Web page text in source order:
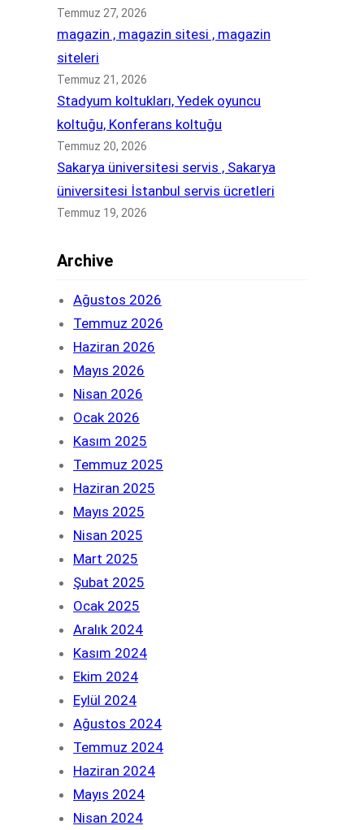
Temmuz 27, 2026
magazin , magazin sitesi , magazin
siteleri
Temmuz 21, 2026
Stadyum koltukları, Yedek oyuncu
koltuğu, Konferans koltuğu
Temmuz 20, 2026
Sakarya üniversitesi servis , Sakarya
üniversitesi İstanbul servis ücretleri
Temmuz 19, 2026
Archive
Ağustos 2026
Temmuz 2026
Haziran 2026
Mayıs 2026
Nisan 2026
Ocak 2026
Kasım 2025
Temmuz 2025
Haziran 2025
Mayıs 2025
Nisan 2025
Mart 2025
Şubat 2025
Ocak 2025
Aralık 2024
Kasım 2024
Ekim 2024
Eylül 2024
Ağustos 2024
Temmuz 2024
Haziran 2024
Mayıs 2024
Nisan 2024